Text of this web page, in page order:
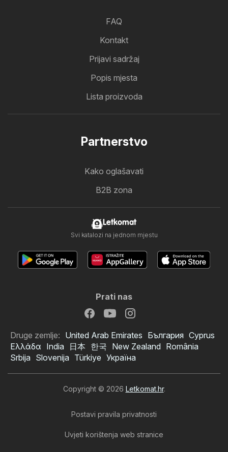
FAQ
Kontakt
Prijavi sadržaj
Popis mjesta
Lista proizvoda
Partnerstvo
Kako oglašavati
B2B zona
Letkomat
Svi katalozi na jednom mjestu
Prati nas
Druge zemlje: United Arab Emirates България Cyprus
Ελλάδα India 日本 한국 New Zealand România
Srbija Slovenija Türkiye Україна
Copyright © 2026 Letkomat.hr.
Postavi pravila privatnosti
Uvjeti korištenja web stranice